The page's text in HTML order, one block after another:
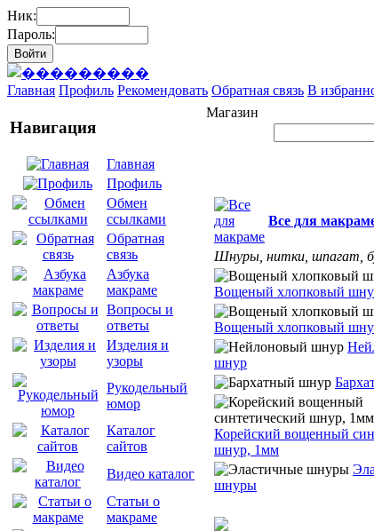
Ник:
Пароль:
Главная Профиль Рекомендовать Обратная связь В
Навигация
Главная
Профиль
Обмен
ссылками
Обратная
связь
Азбука
макраме
Вопросы и
ответы
Изделия и
узоры
Рукодельный
юмор
Каталог
сайтов
Видео каталог
Статьи о
макраме
Магазин
Все для
Шнуры, нитки, шпагат,
Вощеный хлопковый
Вощеный хлопковый
шнур
Корейский вощенный
шнур, 1мм
шнуры